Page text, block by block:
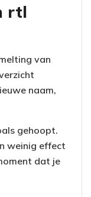
rtl
van
naam,
gehoopt.
weinig effect
dat je